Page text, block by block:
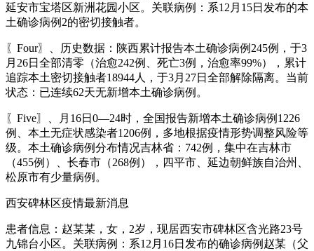
延安市宝塔区新洲花园小区。关联病例：系12月15日发布的本
土确诊病例2的密切接触者。
〖Four〗、历史数据：陕西累计报告本土确诊病例245例，于3
月26日全部清零（治愈242例、死亡3例，治愈率99%），累计
追踪本土密切接触者18944人，于3月27日全部解除隔离。当前
状态：已连续62天无新增本土确诊病例。
〖Five〗、月16日0—24时，全国报告新增本土确诊病例1226
例、本土无症状感染者1206例，多地根据疫情形势调整风险等
级。本土确诊病例分布情况吉林省：742例，集中在吉林市
（455例）、长春市（268例），四平市、延边朝鲜族自治州、
松原市有少量病例。
西安碑林区疫情最新消息
患者信息：赵某某，女，2岁，现居西安市碑林区含光路23号
九锦台小区。关联病例：系12月16日发布的确诊病例赵某（父